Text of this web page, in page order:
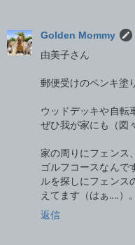
Golden Mommy
由美子さん
郵便受けのペンキ塗
ウッドデッキや自転
ぜひ我が家にも（図
家の周りにフェン
ゴルフコースなんで
ルを探しにフェンス
えてます（はぁ‥‥）。
返信